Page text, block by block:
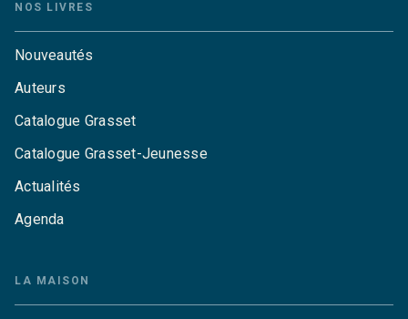
NOS LIVRES
Nouveautés
Auteurs
Catalogue Grasset
Catalogue Grasset-Jeunesse
Actualités
Agenda
LA MAISON